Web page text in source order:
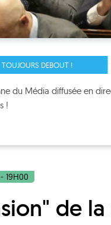
TOUJOURS DEBOUT !
du Média diffusée en
!
19H00